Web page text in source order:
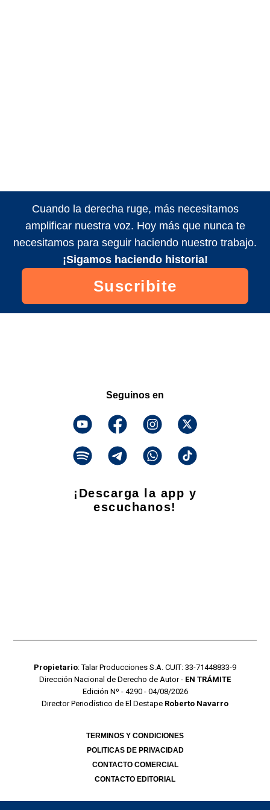
Cuando la derecha ruge, más necesitamos
amplificar nuestra voz. Hoy más que nunca te
necesitamos para seguir haciendo nuestro trabajo.
¡Sigamos haciendo historia!
Suscribite
Seguinos en
¡Descarga la app y
escuchanos!
Propietario: Talar Producciones S.A. CUIT: 33-71448833-9
Dirección Nacional de Derecho de Autor - EN TRÁMITE
Edición Nº - 4290 - 04/08/2026
Director Periodístico de El Destape Roberto Navarro
TERMINOS Y CONDICIONES
POLITICAS DE PRIVACIDAD
CONTACTO COMERCIAL
CONTACTO EDITORIAL